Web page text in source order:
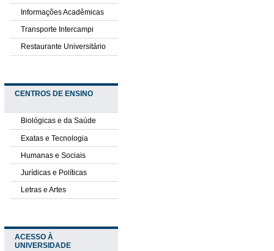
Informações Acadêmicas
Transporte Intercampi
Restaurante Universitário
CENTROS DE ENSINO
Biológicas e da Saúde
Exatas e Tecnologia
Humanas e Sociais
Jurídicas e Políticas
Letras e Artes
ACESSO À
UNIVERSIDADE